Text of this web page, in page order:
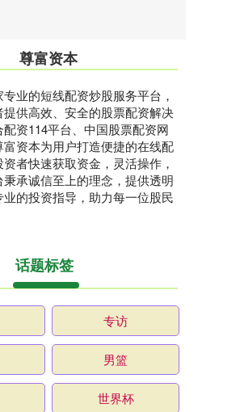
尊富资本
业的短线配资炒股服务平台，
供高效、安全的股票配资解决
资114平台、中国股票配资网
资本为用户打造便捷的在线配
者快速获取资金，灵活操作，
承诚信至上的理念，提供透明
的投资指导，助力每一位股民
话题标签
专访
男篮
世界杯